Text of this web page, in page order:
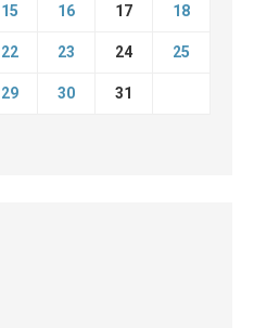
15 16 17 18
22 23 24 25
29 30 31